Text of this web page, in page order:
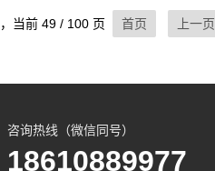
当前 49 / 100 页 首页 上一页
咨询热线（微信同号）
18610889977